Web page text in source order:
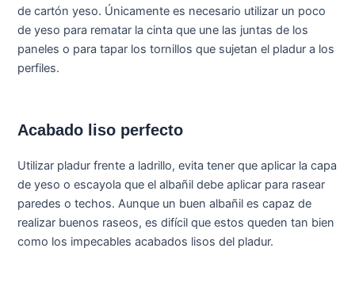
de cartón yeso. Únicamente es necesario utilizar un poco
de yeso para rematar la cinta que une las juntas de los
paneles o para tapar los tornillos que sujetan el pladur a los
perfiles.
Acabado liso perfecto
Utilizar pladur frente a ladrillo, evita tener que aplicar la capa
de yeso o escayola que el albañil debe aplicar para rasear
paredes o techos. Aunque un buen albañil es capaz de
realizar buenos raseos, es difícil que estos queden tan bien
como los impecables acabados lisos del pladur.